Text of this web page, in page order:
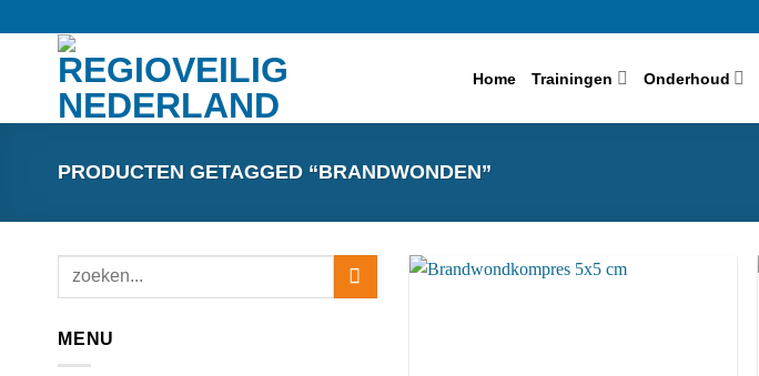
Home Trainingen Onderhoud
PRODUCTEN GETAGGED “BRANDWONDEN”
Zoeken
MENU